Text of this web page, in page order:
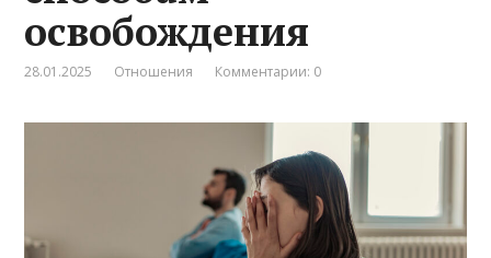
освобождения
28.01.2025 Отношения Комментарии: 0